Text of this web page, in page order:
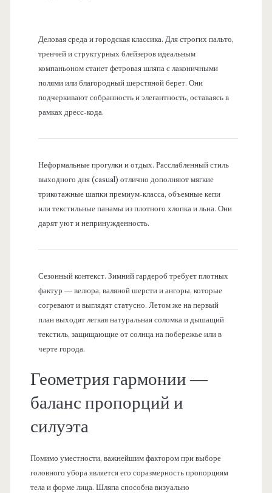
Деловая среда и городская классика. Для строгих пальто,
тренчей и структурных блейзеров идеальным
компаньоном станет фетровая шляпа с лаконичными
полями или благородный шерстяной берет. Они
подчеркивают собранность и элегантность, оставаясь в
рамках дресс-кода.
Неформальные прогулки и отдых. Расслабленный стиль
выходного дня (casual) отлично дополняют мягкие
трикотажные шапки премиум-класса, объемные кепи
или текстильные панамы из плотного хлопка и льна. Они
дарят уют и непринужденность.
Сезонный контекст. Зимний гардероб требует плотных
фактур — велюра, валяной шерсти и ангоры, которые
согревают и выглядят статусно. Летом же на первый
план выходят легкая натуральная соломка и дышащий
текстиль, защищающие от солнца на побережье или в
черте города.
Геометрия гармонии —
баланс пропорций и
силуэта
Помимо уместности, важнейшим фактором при выборе
головного убора является его соразмерность пропорциям
тела и форме лица. Шляпа способна визуально